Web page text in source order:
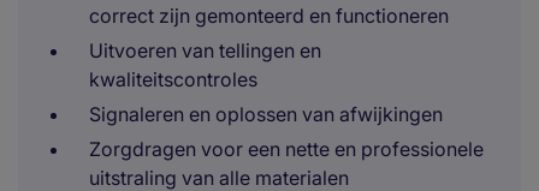
correct zijn gemonteerd en functioneren
Uitvoeren van tellingen en
kwaliteitscontroles
Signaleren en oplossen van afwijkingen
Zorgdragen voor een nette en professionele
uitstraling van alle materialen